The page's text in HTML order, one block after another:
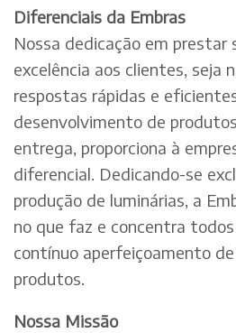
Diferenciais da Embras
Nossa dedicação em prestar
excelência aos clientes, seja
respostas rápidas e
desenvolvimento de
entrega, proporciona à
diferencial. Dedicando-se
produção de luminárias, a
no que faz e concentra
contínuo aperfeiçoamento
produtos.
Nossa Missão